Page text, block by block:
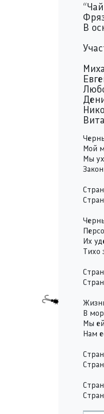
pause
В
Мой
Мы
Их
Тихо
В
Мы
Нам